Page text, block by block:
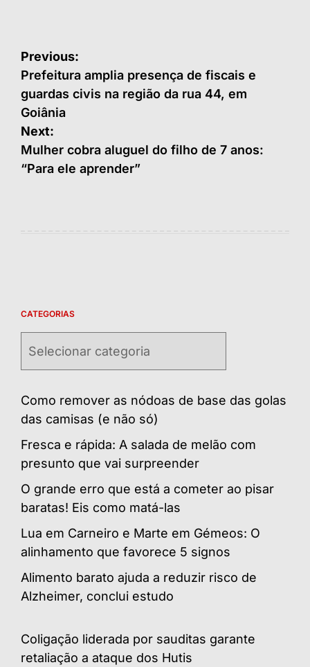
Navegação
de
Post
Previous:
Prefeitura amplia presença de fiscais e
guardas civis na região da rua 44, em
Goiânia
Next:
Mulher cobra aluguel do filho de 7 anos:
“Para ele aprender”
CATEGORIAS
Como remover as nódoas de base das golas
das camisas (e não só)
Fresca e rápida: A salada de melão com
presunto que vai surpreender
O grande erro que está a cometer ao pisar
baratas! Eis como matá-las
Lua em Carneiro e Marte em Gémeos: O
alinhamento que favorece 5 signos
Alimento barato ajuda a reduzir risco de
Alzheimer, conclui estudo
Coligação liderada por sauditas garante
retaliação a ataque dos Hutis